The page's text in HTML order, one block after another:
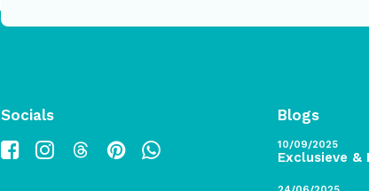
Socials Blogs
10/09/2025
Exclusieve &